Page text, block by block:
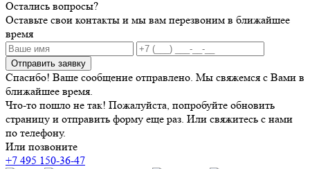
Остались вопросы?
Оставьте свои контакты и мы вам перезвоним в ближайшее
время
Отправить заявку
Спасибо! Ваше сообщение отправлено. Мы свяжемся с Вами в
ближайшее время.
Что-то пошло не так! Пожалуйста, попробуйте обновить
страницу и отправить форму еще раз. Или свяжитесь с нами
по телефону.
Или позвоните
+7 495 150-36-47